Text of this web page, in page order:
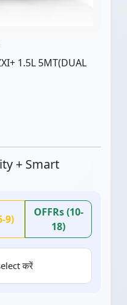
1.5L 5MT(DUAL
+ Smart
9)
OFFRs (10-
18)
करें